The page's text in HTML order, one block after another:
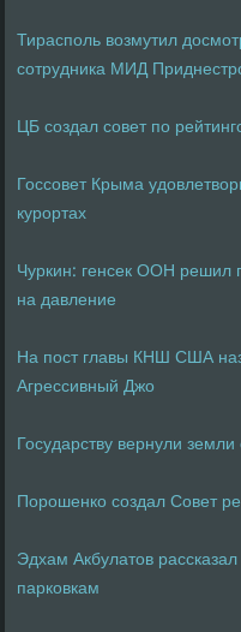
Тирасполь возмутил
сотрудника МИД
ЦБ создал совет по
Госсовет Крыма
курортах
Чуркин: генсек ООН решил
на давление
На пост главы КНШ США
Агрессивный Джо
Государству вернули
Порошенко создал Совет
Эдхам Акбулатов
парковкам